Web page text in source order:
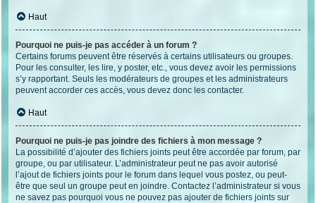
Haut
Pourquoi ne puis-je pas accéder à un forum ?
Certains forums peuvent être réservés à certains utilisateurs ou groupes.
Pour les consulter, les lire, y poster, etc., vous devez avoir les permissions
s’y rapportant. Seuls les modérateurs de groupes et les administrateurs
peuvent accorder ces accès, vous devez donc les contacter.
Haut
Pourquoi ne puis-je pas joindre des fichiers à mon message ?
La possibilité d’ajouter des fichiers joints peut être accordée par forum, par
groupe, ou par utilisateur. L’administrateur peut ne pas avoir autorisé
l’ajout de fichiers joints pour le forum dans lequel vous postez, ou peut-
être que seul un groupe peut en joindre. Contactez l’administrateur si vous
ne savez pas pourquoi vous ne pouvez pas ajouter de fichiers joints sur